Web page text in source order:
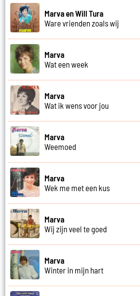
Marva en Will Tura
Ware vrienden zoals wij
Marva
Wat een week
Marva
Wat ik wens voor jou
Marva
Weemoed
Marva
Wek me met een kus
Marva
Wij zijn veel te goed
Marva
Winter in mijn hart